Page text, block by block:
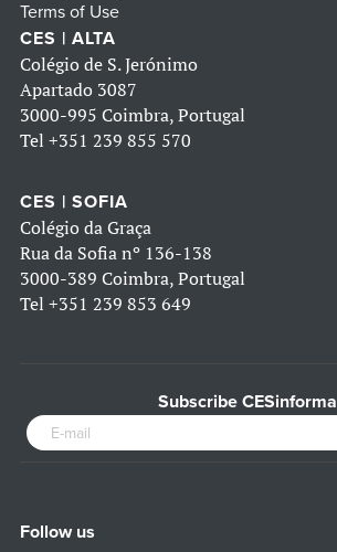
Terms of Use
CES | ALTA
Colégio de S. Jerónimo
Apartado 3087
3000-995 Coimbra, Portugal
Tel +351 239 855 570
CES | SOFIA
Colégio da Graça
Rua da Sofia nº 136-138
3000-389 Coimbra, Portugal
Tel +351 239 853 649
Subscribe CESinforma
Follow us